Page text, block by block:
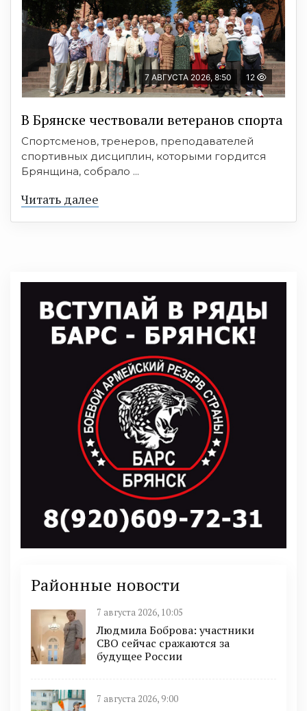
7 АВГУСТА 2026, 8:50 12
В Брянске чествовали ветеранов спорта
Спортсменов, тренеров, преподавателей
спортивных дисциплин, которыми гордится
Брянщина, собрало ...
Читать далее
Районные новости
7 августа 2026, 10:05
Людмила Боброва: участники
СВО сейчас сражаются за
будущее России
7 августа 2026, 9:00